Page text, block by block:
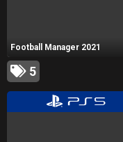
Football Manager 2021
5